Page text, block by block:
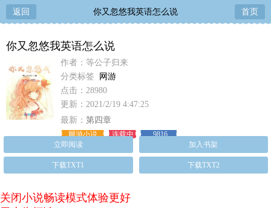
返回 你又忽悠我英语怎么说 首页
你又忽悠我英语怎么说
作者：等公子归来
分类标签
网游
点击：28980
更新：2021/2/19 4:47:25
最新： 第四章
网游小说 连载中
9816
立即阅读
加入书架
下载TXT1 下载TXT2
关闭小说畅读模式体验更好